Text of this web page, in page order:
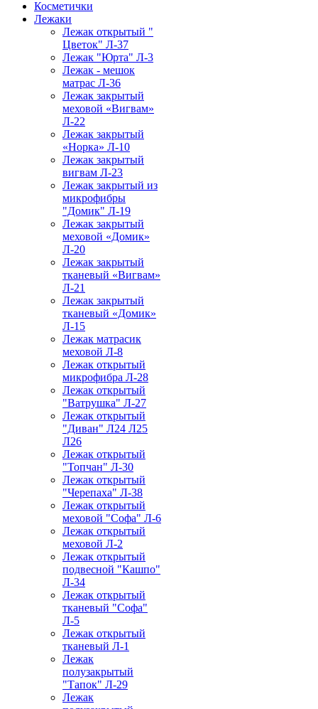
Косметички
Лежаки
Лежак открытый "
Цветок" Л-37
Лежак "Юрта" Л-3
Лежак - мешок
матрас Л-36
Лежак закрытый
меховой «Вигвам»
Л-22
Лежак закрытый
«Норка» Л-10
Лежак закрытый
вигвам Л-23
Лежак закрытый из
микрофибры
"Домик" Л-19
Лежак закрытый
меховой «Домик»
Л-20
Лежак закрытый
тканевый «Вигвам»
Л-21
Лежак закрытый
тканевый «Домик»
Л-15
Лежак матрасик
меховой Л-8
Лежак открытый
микрофибра Л-28
Лежак открытый
"Ватрушка" Л-27
Лежак открытый
"Диван" Л24 Л25
Л26
Лежак открытый
"Топчан" Л-30
Лежак открытый
"Черепаха" Л-38
Лежак открытый
меховой "Софа" Л-6
Лежак открытый
меховой Л-2
Лежак открытый
подвесной "Кашпо"
Л-34
Лежак открытый
тканевый "Софа"
Л-5
Лежак открытый
тканевый Л-1
Лежак
полузакрытый
"Тапок" Л-29
Лежак